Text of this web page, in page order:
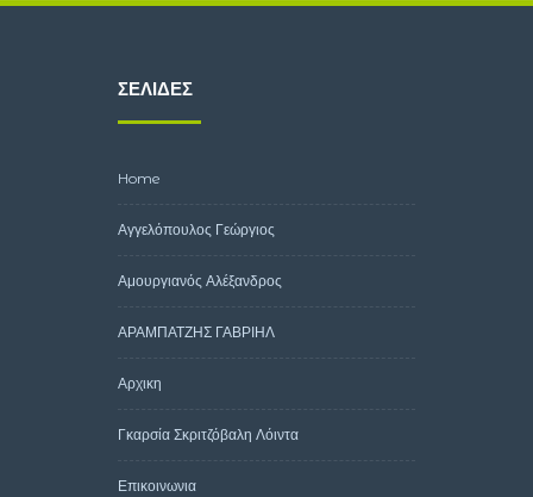
ΣΕΛΊΔΕΣ
Home
Αγγελόπουλος Γεώργιος
Αμουργιανός Αλέξανδρος
ΑΡΑΜΠΑΤΖΗΣ ΓΑΒΡΙΗΛ
Αρχικη
Γκαρσία Σκριτζόβαλη Λόιντα
Επικοινωνια